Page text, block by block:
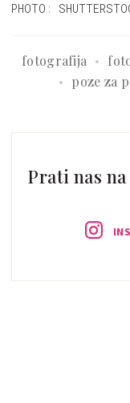
PHOTO:
fotografija
poze za
Prati nas